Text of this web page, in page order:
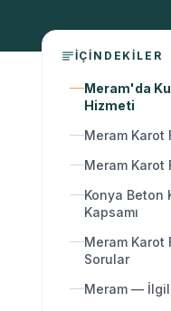
İÇINDEKILER
Meram'da
Hizmeti
Meram Karot
Meram Karot
Konya Beton
Kapsamı
Meram Karot
Sorular
Meram —